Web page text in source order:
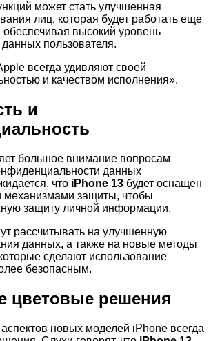
может стать улучшенная
лиц, которая будет работать еще
обеспечивая высокий уровень
пользователя.
всегда удивляют своей
и качеством исполнения».
и
большое внимание вопросам
данных
что iPhone 13 будет оснащен
механизмами защиты, чтобы
защиту личной информации.
рассчитывать на улучшенную
данных, а также на новые методы
сделают использование
безопасным.
цветовые решения
новых моделей iPhone всегда